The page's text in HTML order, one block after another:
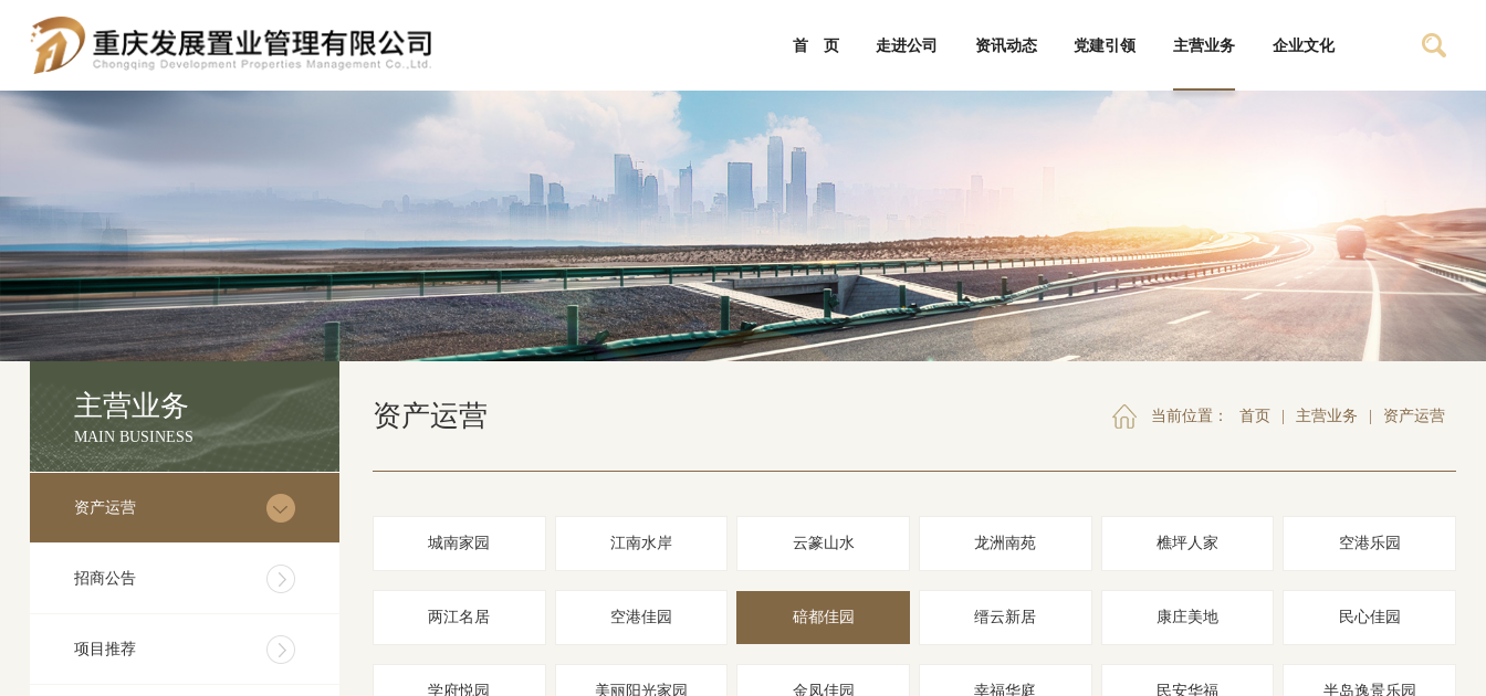
首 页 走进公司 资讯动态 党建引领 主营业务 企业文化
主营业务
MAIN BUSINESS
资产运营
招商公告
项目推荐
资产运营 当前位置： 首页 | 主营业务 | 资产运营
城南家园 江南水岸 云篆山水 龙洲南苑 樵坪人家 空港乐园
两江名居 空港佳园 碚都佳园 缙云新居 康庄美地 民心佳园
学府悦园 美丽阳光家园 金凤佳园 幸福华庭 民安华福 半岛逸景乐园